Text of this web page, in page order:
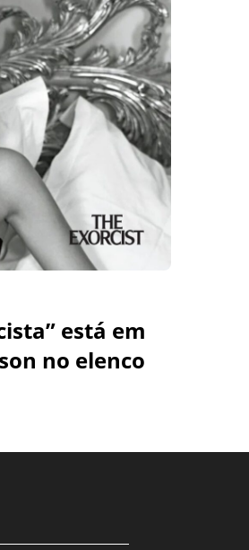
está em
no elenco